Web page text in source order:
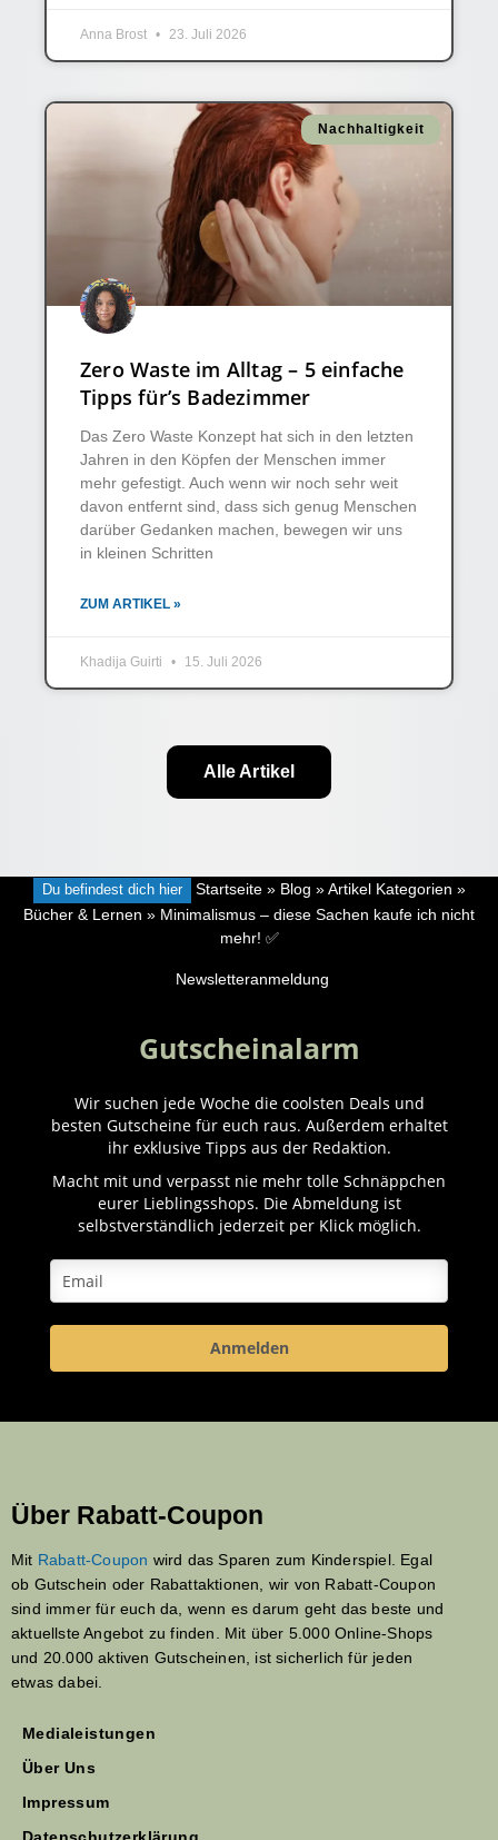
Anna Brost 23. Juli 2026
Nachhaltigkeit
Zero Waste im Alltag – 5 einfache
Tipps für’s Badezimmer
Das Zero Waste Konzept hat sich in den letzten
Jahren in den Köpfen der Menschen immer
mehr gefestigt. Auch wenn wir noch sehr weit
davon entfernt sind, dass sich genug Menschen
darüber Gedanken machen, bewegen wir uns
in kleinen Schritten
ZUM ARTIKEL »
Khadija Guirti 15. Juli 2026
Alle Artikel
Du befindest dich hier Startseite» Blog » Artikel Kategorien »
Bücher & Lernen » Minimalismus – diese Sachen kaufe ich nicht
mehr! ✅
Newsletteranmeldung
Gutscheinalarm
Wir suchen jede Woche die coolsten Deals und
besten Gutscheine für euch raus. Außerdem erhaltet
ihr exklusive Tipps aus der Redaktion.
Macht mit und verpasst nie mehr tolle Schnäppchen
eurer Lieblingsshops. Die Abmeldung ist
selbstverständlich jederzeit per Klick möglich.
Anmelden
Über Rabatt-Coupon
Mit Rabatt-Coupon wird das Sparen zum Kinderspiel. Egal
ob Gutschein oder Rabattaktionen, wir von Rabatt-Coupon
sind immer für euch da, wenn es darum geht das beste und
aktuellste Angebot zu finden. Mit über 5.000 Online-Shops
und 20.000 aktiven Gutscheinen, ist sicherlich für jeden
etwas dabei.
Medialeistungen
Über Uns
Impressum
Datenschutzerklärung